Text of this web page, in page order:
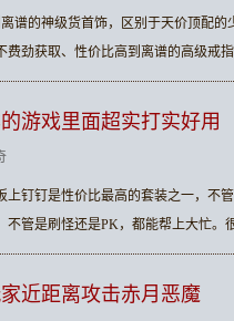
谱的神级货首饰，区别于天价顶配
费劲获取、性价比高到离谱的高级戒
游戏里面超实打实好用
上钉钉是性价比最高的套装之一，不
不管是刷怪还是PK，都能帮上大忙。
近距离攻击赤月恶魔